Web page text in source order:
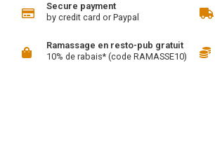
Secure payment
by credit card or Paypal
Ramassage en resto-pub gratuit
10% de rabais* (code RAMASSE10)